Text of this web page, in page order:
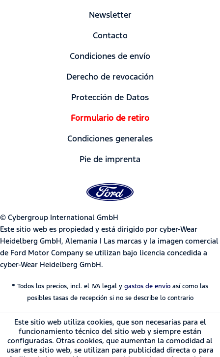
Newsletter
Contacto
Condiciones de envío
Derecho de revocación
Protección de Datos
Formulario de retiro
Condiciones generales
Pie de imprenta
© Cybergroup International GmbH
Este sitio web es propiedad y está dirigido por cyber-Wear
Heidelberg GmbH, Alemania | Las marcas y la imagen comercial
de Ford Motor Company se utilizan bajo licencia concedida a
cyber-Wear Heidelberg GmbH.
* Todos los precios, incl. el IVA legal y gastos de envío así como las
posibles tasas de recepción si no se describe lo contrario
Este sitio web utiliza cookies, que son necesarias para el
funcionamiento técnico del sitio web y siempre están
configuradas. Otras cookies, que aumentan la comodidad al
usar este sitio web, se utilizan para publicidad directa o para